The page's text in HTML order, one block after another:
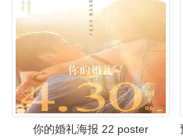
你的婚礼海报 22 poster